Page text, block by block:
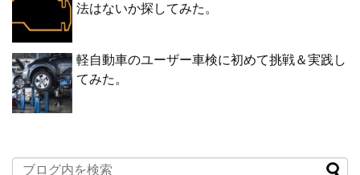
法はないか探してみた。
軽自動車のユーザー車検に初めて挑戦＆実践し
てみた。